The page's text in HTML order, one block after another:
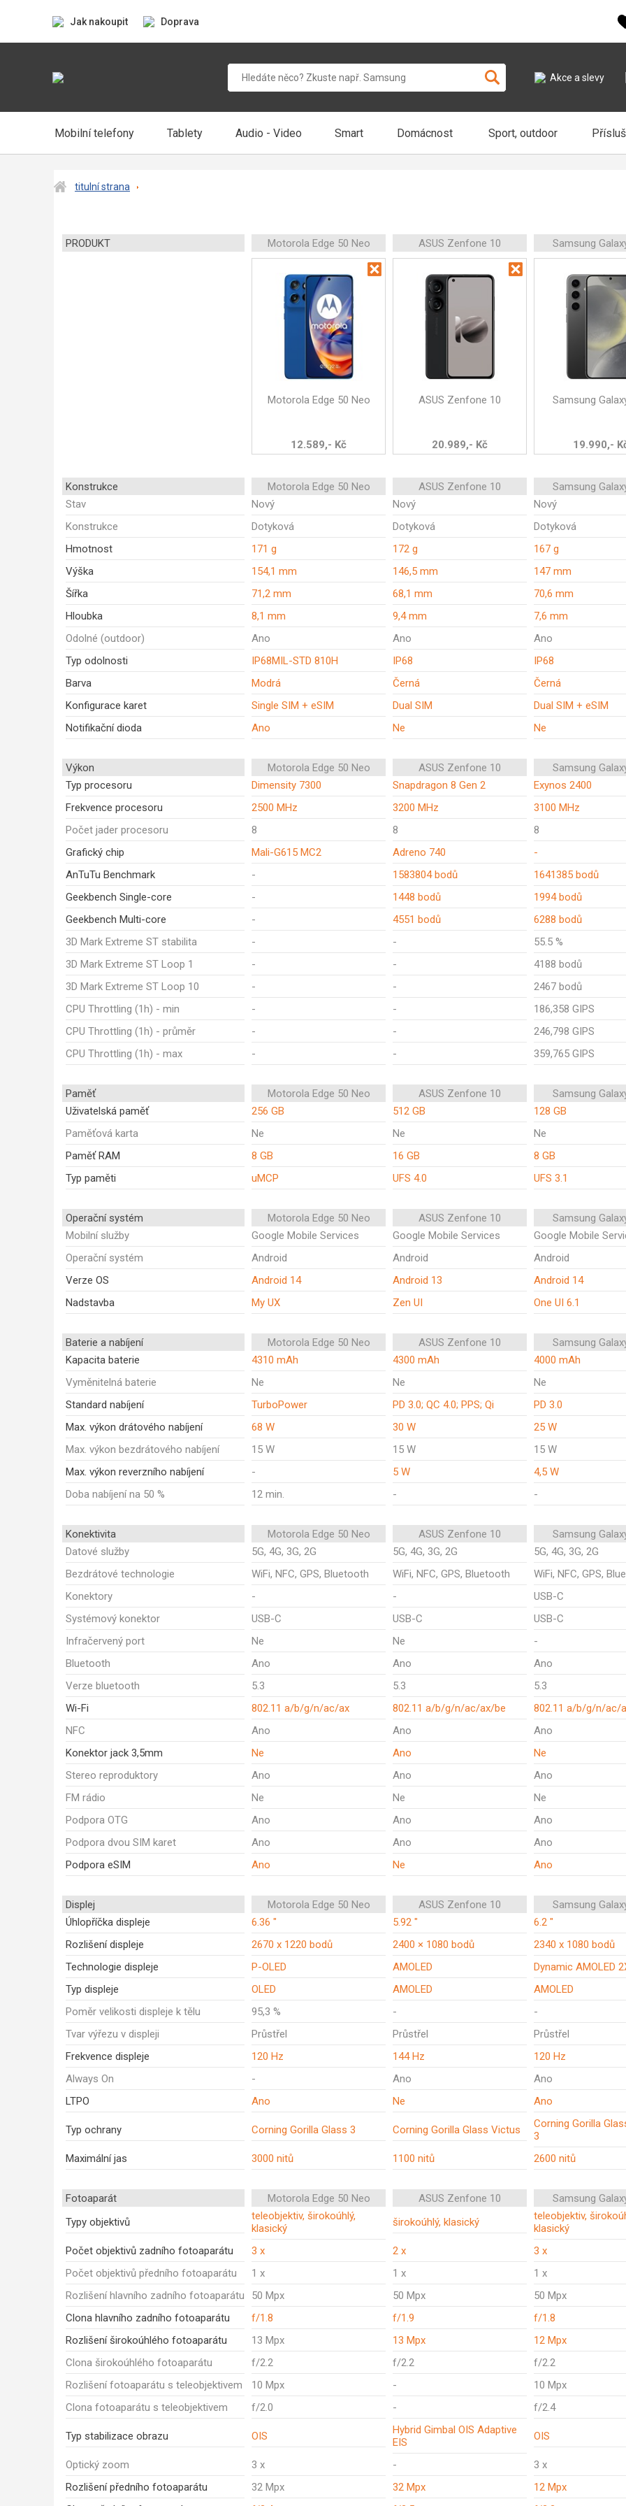
Jak nakoupit Doprava
Akce a slevy
Mobilní telefony Tablety Audio - Video Smart Domácnost Sport, outdoor
titulní strana
PRODUKT Motorola Edge 50 Neo ASUS Zenfone 10 Samsung
Motorola Edge 50 Neo
12.589,- Kč
ASUS Zenfone 10
20.989,- Kč
Samsung
19.990,-
Konstrukce Motorola Edge 50 Neo ASUS Zenfone 10
Samsung
Stav
Nový Nový
Nový
Konstrukce
Dotyková Dotyková
Dotyková
Hmotnost
171 g 172 g
167 g
Výška
154,1 mm 146,5 mm
147 mm
Šířka
71,2 mm 68,1 mm
70,6 mm
Hloubka
8,1 mm 9,4 mm
7,6 mm
Odolné (outdoor)
Ano Ano
Ano
Typ odolnosti
IP68MIL-STD 810H IP68
IP68
Barva
Modrá Černá
Černá
Konfigurace karet
Single SIM + eSIM Dual SIM
Dual SIM + eSIM
Notifikační dioda
Ano Ne Ne
Výkon Motorola Edge 50 Neo ASUS Zenfone 10
Samsung
Typ procesoru
Dimensity 7300 Snapdragon 8 Gen 2
Exynos 2400
Frekvence procesoru
2500 MHz 3200 MHz
3100 MHz
Počet jader procesoru
8 8
8
Grafický chip
Mali-G615 MC2 Adreno 740
-
AnTuTu Benchmark
- 1583804 bodů
1641385 bodů
Geekbench Single-core
- 1448 bodů
1994 bodů
Geekbench Multi-core
- 4551 bodů
6288 bodů
3D Mark Extreme ST stabilita
- -
55.5 %
3D Mark Extreme ST Loop 1
- -
4188 bodů
3D Mark Extreme ST Loop 10
- -
2467 bodů
CPU Throttling (1h) - min
- -
186,358 GIPS
CPU Throttling (1h) - průměr
- -
246,798 GIPS
CPU Throttling (1h) - max
- - 359,765 GIPS
Paměť Motorola Edge 50 Neo ASUS Zenfone 10
Samsung
Uživatelská paměť
256 GB 512 GB
128 GB
Paměťová karta
Ne Ne
Ne
Paměť RAM
8 GB 16 GB
8 GB
Typ paměti
uMCP UFS 4.0 UFS 3.1
Operační systém Motorola Edge 50 Neo ASUS Zenfone 10
Samsung
Mobilní služby
Google Mobile Services Google Mobile Services
Google Mobile
Operační systém
Android Android
Android
Verze OS
Android 14 Android 13
Android 14
Nadstavba
My UX Zen UI One UI 6.1
Baterie a nabíjení Motorola Edge 50 Neo ASUS Zenfone 10
Samsung
Kapacita baterie
4310 mAh 4300 mAh
4000 mAh
Vyměnitelná baterie
Ne Ne
Ne
Standard nabíjení
TurboPower PD 3.0; QC 4.0; PPS; Qi
PD 3.0
Max. výkon drátového nabíjení
68 W 30 W
25 W
Max. výkon bezdrátového nabíjení
15 W 15 W
15 W
Max. výkon reverzního nabíjení
- 5 W
4,5 W
Doba nabíjení na 50 %
12 min. - -
Konektivita Motorola Edge 50 Neo ASUS Zenfone 10
Samsung
Datové služby
5G, 4G, 3G, 2G 5G, 4G, 3G, 2G
5G, 4G, 3G, 2G
Bezdrátové technologie
WiFi, NFC, GPS, Bluetooth WiFi, NFC, GPS, Bluetooth
WiFi, NFC, GPS,
Konektory
- -
USB-C
Systémový konektor
USB-C USB-C
USB-C
Infračervený port
Ne Ne
-
Bluetooth
Ano Ano
Ano
Verze bluetooth
5.3 5.3
5.3
Wi-Fi
802.11 a/b/g/n/ac/ax 802.11 a/b/g/n/ac/ax/be
802.11 a/b/g/n/ac/
NFC
Ano Ano
Ano
Konektor jack 3,5mm
Ne Ano
Ne
Stereo reproduktory
Ano Ano
Ano
FM rádio
Ne Ne
Ne
Podpora OTG
Ano Ano
Ano
Podpora dvou SIM karet
Ano Ano
Ano
Podpora eSIM
Ano Ne Ano
Displej Motorola Edge 50 Neo ASUS Zenfone 10
Samsung
Úhlopříčka displeje
6.36 " 5.92 "
6.2 "
Rozlišení displeje
2670 x 1220 bodů 2400 × 1080 bodů
2340 x 1080 bodů
Technologie displeje
P-OLED AMOLED
Dynamic AMOLED
Typ displeje
OLED AMOLED
AMOLED
Poměr velikosti displeje k tělu
95,3 % -
-
Tvar výřezu v displeji
Průstřel Průstřel
Průstřel
Frekvence displeje
120 Hz 144 Hz
120 Hz
Always On
- Ano
Ano
LTPO
Ano Ne Ano
Typ ochrany Corning Gorilla Glass 3 Corning Gorilla Glass Victus
Corning Gorilla
3
Maximální jas
3000 nitů 1100 nitů 2600 nitů
Fotoaparát Motorola Edge 50 Neo ASUS Zenfone 10
Samsung
Typy objektivů
teleobjektiv, širokoúhlý,
klasický
širokoúhlý, klasický
teleobjektiv,
klasický
Počet objektivů zadního fotoaparátu
3 x 2 x
3 x
Počet objektivů předního fotoaparátu
1 x 1 x
1 x
Rozlišení hlavního zadního fotoaparátu
50 Mpx 50 Mpx
50 Mpx
Clona hlavního zadního fotoaparátu
f/1.8 f/1.9
f/1.8
Rozlišení širokoúhlého fotoaparátu
13 Mpx 13 Mpx
12 Mpx
Clona širokoúhlého fotoaparátu
f/2.2 f/2.2
f/2.2
Rozlišení fotoaparátu s teleobjektivem
10 Mpx -
10 Mpx
Clona fotoaparátu s teleobjektivem
f/2.0 - f/2.4
Typ stabilizace obrazu OIS
Hybrid Gimbal OIS Adaptive
EIS
OIS
Optický zoom 3 x -
3 x
Rozlišení předního fotoaparátu
32 Mpx 32 Mpx
12 Mpx